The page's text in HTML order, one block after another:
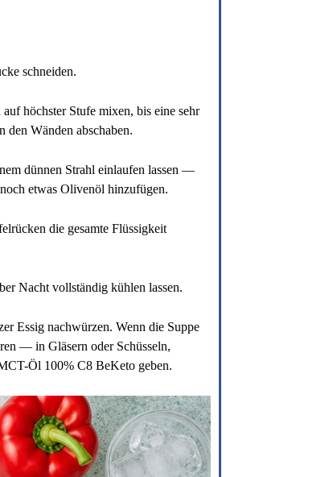
schneiden.
höchster Stufe mixen, bis eine sehr
den Wänden abschaben.
dünnen Strahl einlaufen lassen —
etwas Olivenöl hinzufügen.
die gesamte Flüssigkeit
Nacht vollständig kühlen lassen.
Essig nachwürzen. Wenn die Suppe
— in Gläsern oder Schüsseln,
Öl 100% C8 BeKeto geben.